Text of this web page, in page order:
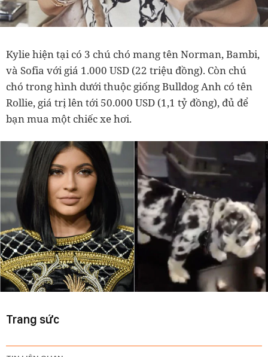
Kylie hiện tại có 3 chú chó mang tên Norman, Bambi,
và Sofia với giá 1.000 USD (22 triệu đồng). Còn chú
chó trong hình dưới thuộc giống Bulldog Anh có tên
Rollie, giá trị lên tới 50.000 USD (1,1 tỷ đồng), đủ để
bạn mua một chiếc xe hơi.
Trang sức